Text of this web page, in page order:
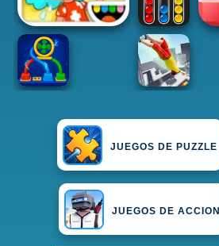
JUEGOS DE PUZZLE
JUEGOS DE ACCION